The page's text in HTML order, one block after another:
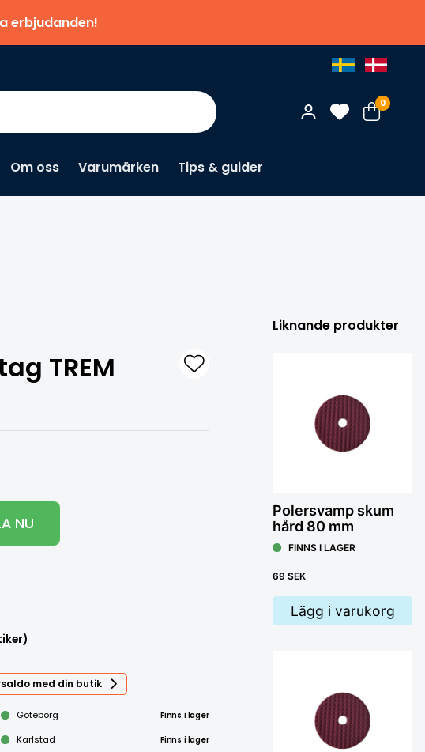
erbjudanden!
0
Om oss Varumärken Tips & guider
TREM
NU
med din butik
Göteborg
Finns i lager
Karlstad
Finns i lager
Liknande produkter
Polersvamp skum
hård 80 mm
FINNS I LAGER
69 SEK
Lägg i varukorg